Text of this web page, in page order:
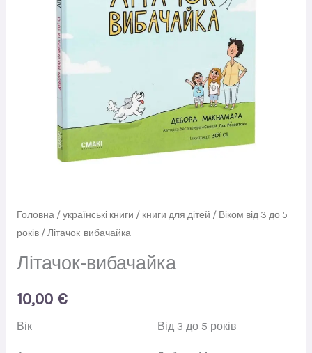
Головна/українські книги / книги для дітей / Віком від 3 до 5
років/ Літачок-вибачайка
Літачок-вибачайка
10,00 €
Вік Від 3 до 5 років